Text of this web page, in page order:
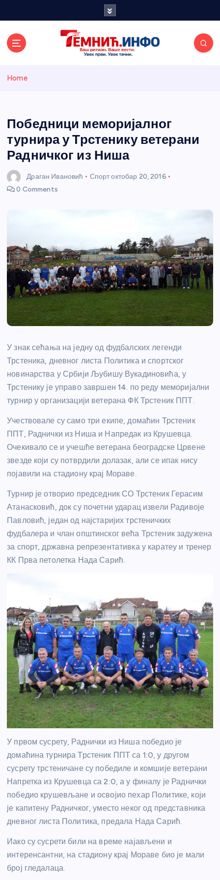
и портал
Home
Победници меморијалног
турнира у Трстенику ветерани
Радничког из Ниша
Драган Ивановић Спорт октобар 20, 2016
0 Comments
У знак сећања на једну од фудбалских легенди
Трстеника, дневног листа Политика и спортског
новинарства у Србији Љубишу Вукадиновића, у
Трстенику је управо завршен 14. по реду меморијални
турнир у организацији ветерана ФК Трстеник ППТ.
Учествовале су само три екипе, домаћин Трстеник
ППТ, Раднички из Ниша и Напредак из Крушевца.
Очекивало се и учешће ветерана београдске Црвене
звезде који су потврдили долазак, али се ипак нису
појавили на стадиону крај Мораве.
Турнир је отворио председник СО Трстеник Герасим
Атанасковић, док су почетни ударац извели Радивоје
Павловић, један од најстаријих трстеничких
фудбалера и члан општинског већа Трстеник задужена
за спорт, државна репрезентативка у каратеу и тренер
КК Прва петолетка Нада Сарић.
У првом сусрету, Раднички из Ниша победио је
домаћина турнира Трстеник ППТ са 1:0, у другом
сусрету трстеничане су победиле и комшије ветерани
Напретка из Крушевца са 2:0, а у финалу је Раднички
победио крушевљане и освојио пехар Политике, који
је капитену Радничког, уместо неког од представника
дневног листа Политика, предала Нада Сарић.
Иако су сусрети били на време најављени и
интеренсантни, на стадиону крај Мораве био је мали
број гледалаца.